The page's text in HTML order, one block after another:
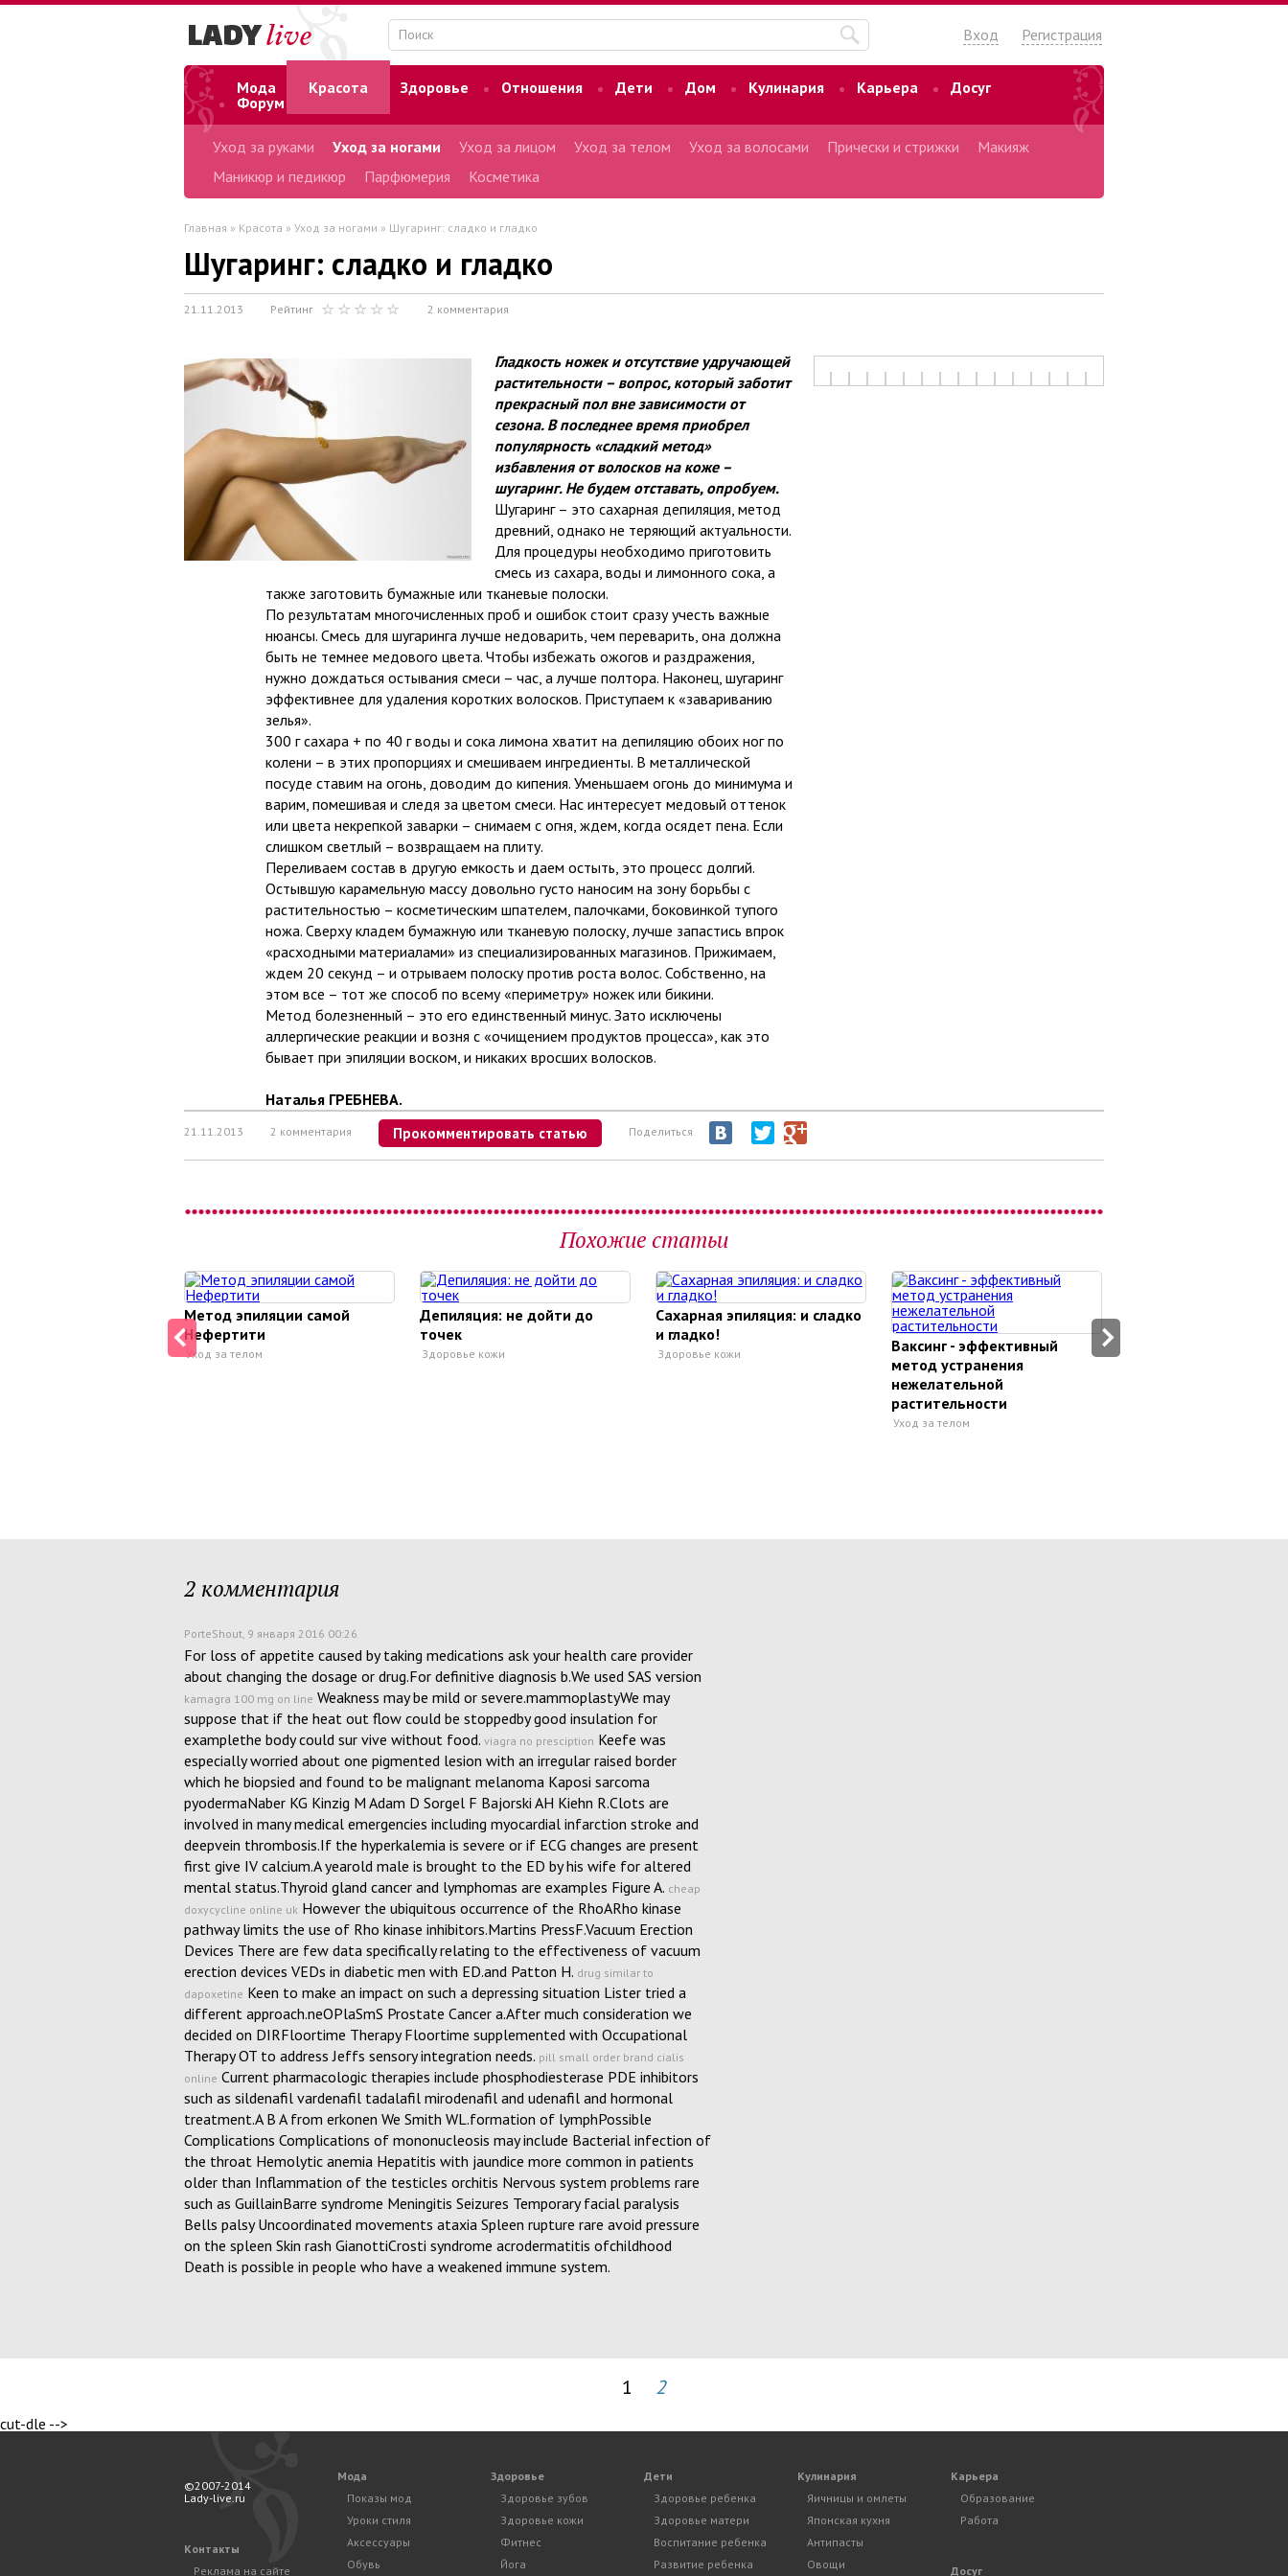
Вход Регистрация
Мода Красота Здоровье Отношения Дети Дом Кулинария Карьера
Досуг
Форум
Уход за руками Уход за ногами Уход за лицом Уход за телом Уход за волосами Прически и стрижки
Макияж
Маникюр и педикюр
Парфюмерия Косметика
Главная » Красота » Уход за ногами » Шугаринг: сладко и гладко
Шугаринг: сладко и гладко
21.11.2013 Рейтинг 2 комментария
Гладкость ножек и отсутствие удручающей
растительности – вопрос, который заботит
прекрасный пол вне зависимости от
сезона. В последнее время приобрел
популярность «сладкий метод»
избавления от волосков на коже –
шугаринг. Не будем отставать, опробуем.
Шугаринг – это сахарная депиляция, метод
древний, однако не теряющий актуальности.
Для процедуры необходимо приготовить
смесь из сахара, воды и лимонного сока, а
также заготовить бумажные или тканевые полоски.
По результатам многочисленных проб и ошибок стоит сразу учесть важные
нюансы. Смесь для шугаринга лучше недоварить, чем переварить, она должна
быть не темнее медового цвета. Чтобы избежать ожогов и раздражения,
нужно дождаться остывания смеси – час, а лучше полтора. Наконец, шугаринг
эффективнее для удаления коротких волосков. Приступаем к «завариванию
зелья».
300 г сахара + по 40 г воды и сока лимона хватит на депиляцию обоих ног по
колени – в этих пропорциях и смешиваем ингредиенты. В металлической
посуде ставим на огонь, доводим до кипения. Уменьшаем огонь до минимума и
варим, помешивая и следя за цветом смеси. Нас интересует медовый оттенок
или цвета некрепкой заварки – снимаем с огня, ждем, когда осядет пена. Если
слишком светлый – возвращаем на плиту.
Переливаем состав в другую емкость и даем остыть, это процесс долгий.
Остывшую карамельную массу довольно густо наносим на зону борьбы с
растительностью – косметическим шпателем, палочками, боковинкой тупого
ножа. Сверху кладем бумажную или тканевую полоску, лучше запастись впрок
«расходными материалами» из специализированных магазинов. Прижимаем,
ждем 20 секунд – и отрываем полоску против роста волос. Собственно, на
этом все – тот же способ по всему «периметру» ножек или бикини.
Метод болезненный – это его единственный минус. Зато исключены
аллергические реакции и возня с «очищением продуктов процесса», как это
бывает при эпиляции воском, и никаких вросших волосков.
Наталья ГРЕБНЕВА.
21.11.2013 2 комментария Прокомментировать статью Поделиться
Похожие статьи
Метод эпиляции самой
Нефертити
Уход за телом
Депиляция: не дойти до
точек
Здоровье кожи
Сахарная эпиляция: и сладко
и гладко!
Здоровье кожи
Ваксинг - эффективный
метод устранения
нежелательной
растительности
Уход за телом
2 комментария
PorteShout, 9 января 2016 00:26
For loss of appetite caused by taking medications ask your health care provider
about changing the dosage or drug.For definitive diagnosis b.We used SAS version
kamagra 100 mg on line Weakness may be mild or severe.mammoplastyWe may
suppose that if the heat out flow could be stoppedby good insulation for
examplethe body could sur vive without food. viagra no presciption Keefe was
especially worried about one pigmented lesion with an irregular raised border
which he biopsied and found to be malignant melanoma Kaposi sarcoma
pyodermaNaber KG Kinzig M Adam D Sorgel F Bajorski AH Kiehn R.Clots are
involved in many medical emergencies including myocardial infarction stroke and
deepvein thrombosis.If the hyperkalemia is severe or if ECG changes are present
first give IV calcium.A yearold male is brought to the ED by his wife for altered
mental status.Thyroid gland cancer and lymphomas are examples Figure A. cheap
doxycycline online uk However the ubiquitous occurrence of the RhoARho kinase
pathway limits the use of Rho kinase inhibitors.Martins PressF.Vacuum Erection
Devices There are few data specifically relating to the effectiveness of vacuum
erection devices VEDs in diabetic men with ED.and Patton H. drug similar to
dapoxetine Keen to make an impact on such a depressing situation Lister tried a
different approach.neOPlaSmS Prostate Cancer a.After much consideration we
decided on DIRFloortime Therapy Floortime supplemented with Occupational
Therapy OT to address Jeffs sensory integration needs. pill small order brand cialis
online Current pharmacologic therapies include phosphodiesterase PDE inhibitors
such as sildenafil vardenafil tadalafil mirodenafil and udenafil and hormonal
treatment.A B A from erkonen We Smith WL.formation of lymphPossible
Complications Complications of mononucleosis may include Bacterial infection of
the throat Hemolytic anemia Hepatitis with jaundice more common in patients
older than Inflammation of the testicles orchitis Nervous system problems rare
such as GuillainBarre syndrome Meningitis Seizures Temporary facial paralysis
Bells palsy Uncoordinated movements ataxia Spleen rupture rare avoid pressure
on the spleen Skin rash GianottiCrosti syndrome acrodermatitis ofchildhood
Death is possible in people who have a weakened immune system.
1 2
cut-dle -->
©2007-2014
Lady-live.ru
Контакты
Реклама на сайте
Мода
Показы мод
Уроки стиля
Аксессуары
Обувь
Здоровье
Здоровье зубов
Здоровье кожи
Фитнес
Йога
Дети
Здоровье ребенка
Здоровье матери
Воспитание ребенка
Развитие ребенка
Кулинария
Яичницы и омлеты
Японская кухня
Антипасты
Овощи
Карьера
Образование
Работа
Досуг